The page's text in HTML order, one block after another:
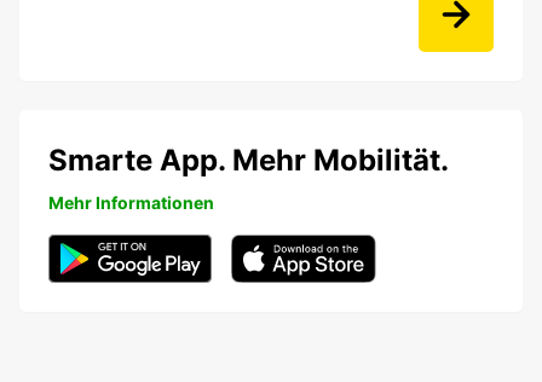
Smarte App. Mehr Mobilität.
Mehr Informationen